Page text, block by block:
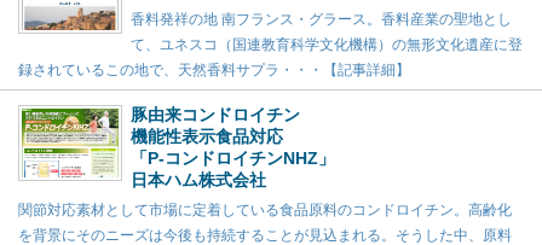
香料発祥の地 南フランス・グラース。香料産業の聖地とし
て、ユネスコ（国連教育科学文化機構）の無形文化遺産に登
録されているこの地で、天然香料サプラ・・・【記事詳細】
豚由来コンドロイチン
機能性表示食品対応
「P-コンドロイチンNHZ」
日本ハム株式会社
関節対応素材として市場に定着している食品原料のコンドロイチン。高齢化
を背景にそのニーズは今後も持続することが見込まれる。そうした中、原料